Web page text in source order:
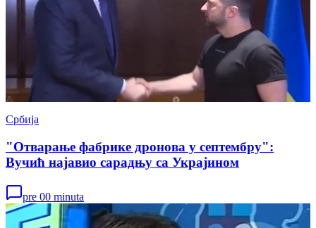
Србија
"Отварање фабрике дронова у септембру":
Вучић најавио сарадњу са Украјином
pre 00 minuta